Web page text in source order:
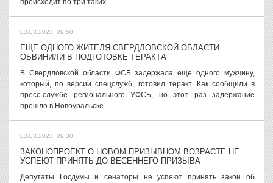
происходит по три таких...
03.03.2023, 09:50
ЕЩЕ ОДНОГО ЖИТЕЛЯ СВЕРДЛОВСКОЙ ОБЛАСТИ
ОБВИНИЛИ В ПОДГОТОВКЕ ТЕРАКТА
В Свердловской области ФСБ задержала еще одного мужчину,
который, по версии спецслужб, готовил теракт. Как сообщили в
пресс-службе регионального УФСБ, но этот раз задержание
прошло в Новоуральске....
03.03.2023, 09:30
ЗАКОНОПРОЕКТ О НОВОМ ПРИЗЫВНОМ ВОЗРАСТЕ НЕ
УСПЕЮТ ПРИНЯТЬ ДО ВЕСЕННЕГО ПРИЗЫВА
Депутаты Госдумы и сенаторы не успеют принять закон об